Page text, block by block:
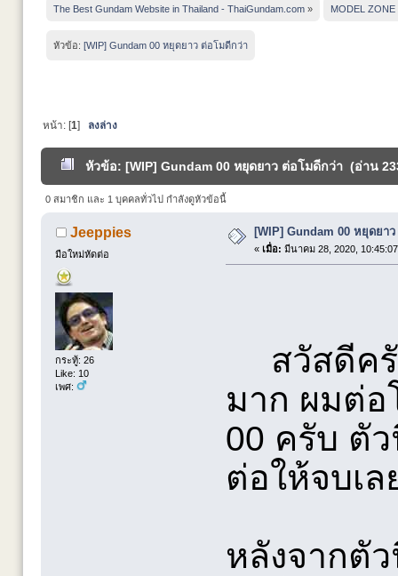
The Best Gundam Website in Thailand - ThaiGundam.com » MODEL ZONE
หัวข้อ: [WIP] Gundam 00 หยุดยาว ต่อโมดีกว่า
หน้า: [1] ลงล่าง
หัวข้อ: [WIP] Gundam 00 หยุดยาว ต่อโมดีกว่า (อ่าน
0 สมาชิก และ 1 บุคคลทั่วไป กำลังดูหัวข้อนี้
Jeeppies
มือใหม่หัดต่อ
กระทู้: 26
Like: 10
เพศ:
[WIP] Gundam 00 หยุดยา
« เมื่อ: มีนาคม 28, 2020,
สวัสดีค
มาก ผมต่อ
00 ครับ ตั
ต่อให้จบเล
หลังจากตั